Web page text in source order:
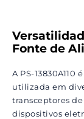
Fonte de
A PS-
utilizada em
transceptores
dispositivos